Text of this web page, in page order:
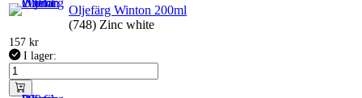
Oljefärg Winton 200ml
(748) Zinc white
157 kr
I lager: